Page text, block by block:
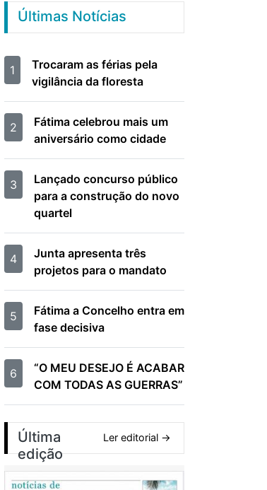
Últimas Notícias
1
Trocaram as férias pela
vigilância da floresta
2
Fátima celebrou mais um
aniversário como cidade
3
Lançado concurso público
para a construção do novo
quartel
4
Junta apresenta três
projetos para o mandato
5
Fátima a Concelho entra em
fase decisiva
6
“O MEU DESEJO É ACABAR
COM TODAS AS GUERRAS”
Última
edição
Ler editorial →